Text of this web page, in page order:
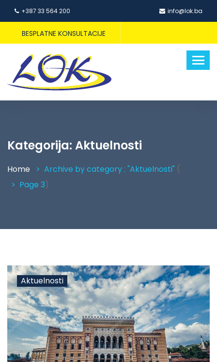
+387 33 564 200 info@lok.ba
BESPLATNE KONSULTACIJE
Kategorija: Aktuelnosti
Home Archive by category : "Aktuelnosti" (
Page 3)
Aktuelnosti